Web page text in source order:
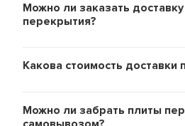
Можно ли заказать доставку
перекрытия?
Какова стоимость доставки
Можно ли забрать плиты